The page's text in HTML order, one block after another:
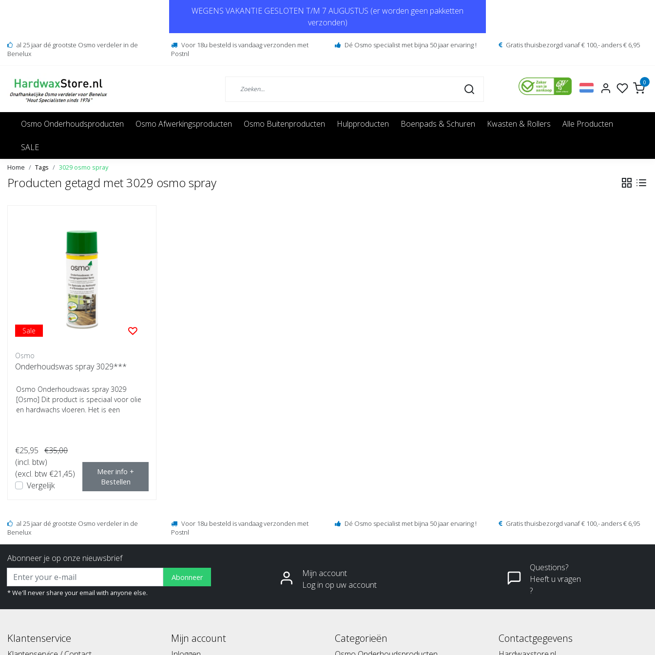
WEGENS VAKANTIE GESLOTEN T/M 7 AUGUSTUS (er worden geen pakketten
verzonden)
al 25 jaar dé grootste Osmo verdeler in de
Benelux
Voor 18u besteld is vandaag verzonden met
Postnl
Dé Osmo specialist met bijna 50 jaar ervaring ! Gratis thuisbezorgd vanaf € 100,- anders € 6,95
0
Osmo Onderhoudsproducten Osmo Afwerkingsproducten Osmo Buitenproducten Hulpproducten Boenpads & Schuren Kwasten & Rollers Alle Producten
SALE
Home Tags 3029 osmo spray
Producten getagd met 3029 osmo spray
Sale
Osmo
Onderhoudswas spray 3029***
Osmo Onderhoudswas spray 3029
[Osmo] Dit product is speciaal voor olie
en hardwachs vloeren. Het is een
€25,95 €35,00
(incl. btw)
(excl. btw €21,45)
Vergelijk
Meer info +
Bestellen
al 25 jaar dé grootste Osmo verdeler in de
Benelux
Voor 18u besteld is vandaag verzonden met
Postnl
Dé Osmo specialist met bijna 50 jaar ervaring ! Gratis thuisbezorgd vanaf € 100,- anders € 6,95
Abonneer je op onze nieuwsbrief
Abonneer
* We'll never share your email with anyone else.
Mijn account
Log in op uw account
Questions?
Heeft u vragen
?
Klantenservice Mijn account Categorieën Contactgegevens